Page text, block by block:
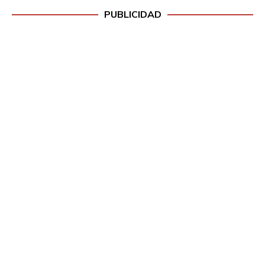
PUBLICIDAD